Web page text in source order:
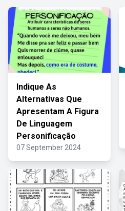
Indique As
Alternativas Que
Apresentam A Figura
De Linguagem
Personificação
07 September 2024